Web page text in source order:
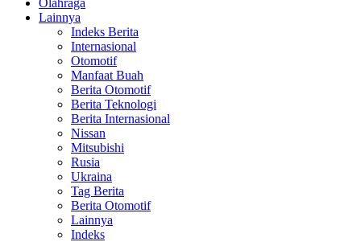
Olahraga
Lainnya
Indeks Berita
Internasional
Otomotif
Manfaat Buah
Berita Otomotif
Berita Teknologi
Berita Internasional
Nissan
Mitsubishi
Rusia
Ukraina
Tag Berita
Berita Otomotif
Lainnya
Indeks